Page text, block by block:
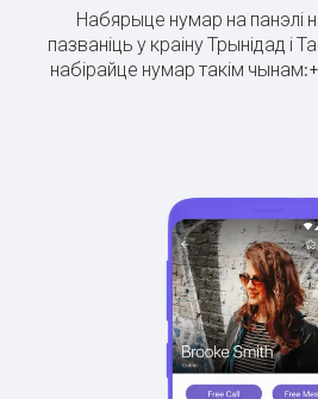
Набярыце нумар на панэлі
пазваніць у краіну Трынідад і
набірайце нумар такім чынам:+